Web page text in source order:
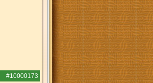
#10000173